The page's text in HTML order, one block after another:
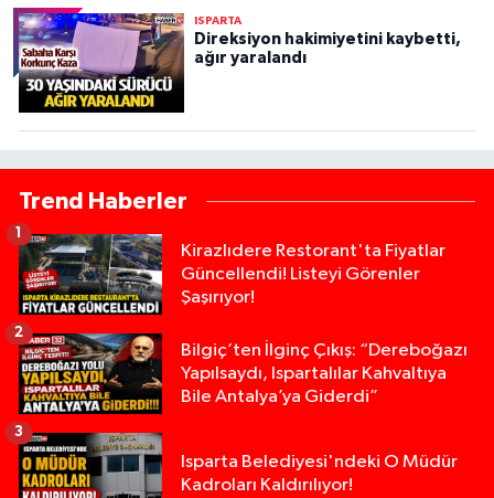
ISPARTA
Direksiyon hakimiyetini kaybetti,
ağır yaralandı
Trend Haberler
Kirazlıdere Restorant'ta Fiyatlar
Güncellendi! Listeyi Görenler
Şaşırıyor!
1
Bilgiç’ten İlginç Çıkış: “Dereboğazı
Yapılsaydı, Ispartalılar Kahvaltıya
Bile Antalya’ya Giderdi”
2
Isparta Belediyesi'ndeki O Müdür
Kadroları Kaldırılıyor!
3